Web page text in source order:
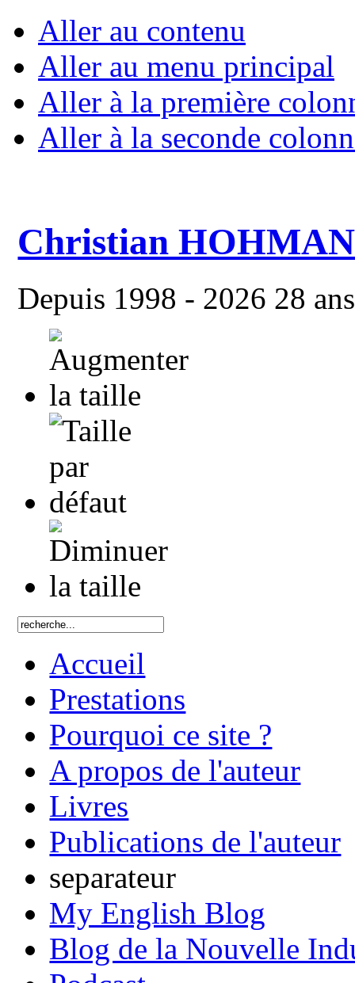
Aller au contenu
Aller au menu principal
Aller à la première
Aller à la seconde
Christian
Depuis 1998 - 2026 28
Accueil
Prestations
Pourquoi ce site ?
A propos de l'auteur
Livres
Publications de l'auteur
separateur
My English Blog
Blog de la Nouvelle